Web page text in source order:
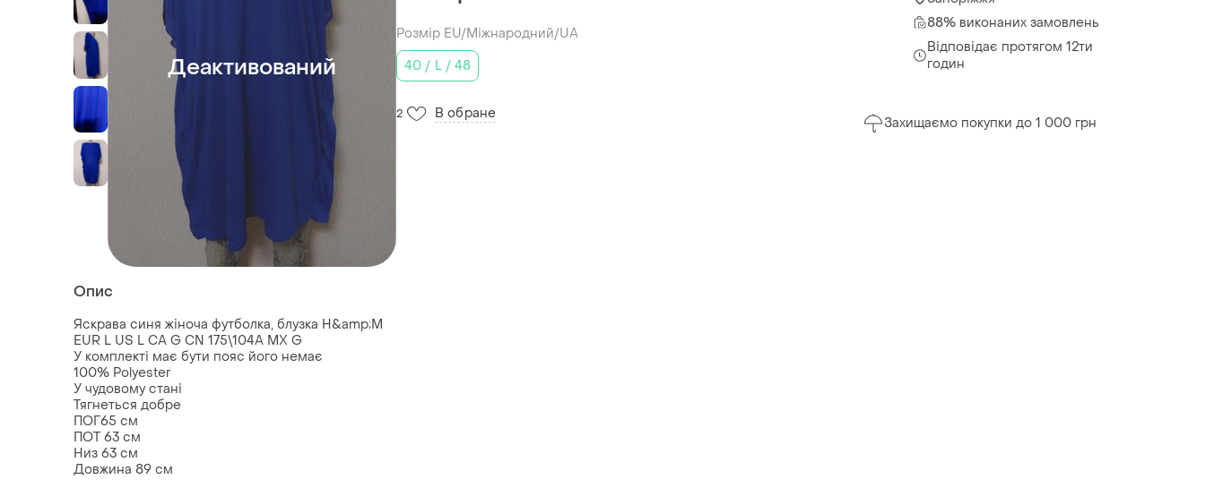
Деактивований
Розмір EU/Міжнародний/UA
40 / L / 48
2 В обране
Опис
Яскрава синя жіноча футболка, блузка H&amp;M
EUR L US L CA G CN 175\104A MX G
У комплекті має бути пояс його немає
100% Polyester
У чудовому стані
Тягнеться добре
ПОГ65 см
ПОТ 63 см
Низ 63 см
Довжина 89 см
88% виконаних замовлень
Відповідає протягом 12ти
годин
Захищаємо покупки до 1 000 грн